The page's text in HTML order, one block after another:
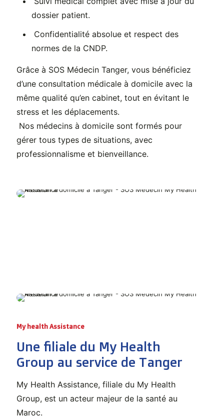
dossier patient.
Confidentialité absolue et respect des
normes de la CNDP.
Grâce à SOS Médecin Tanger, vous bénéficiez
d’une consultation médicale à domicile avec la
même qualité qu’en cabinet, tout en évitant le
stress et les déplacements.
Nos médecins à domicile sont formés pour
gérer tous types de situations, avec
professionnalisme et bienveillance.
My health Assistance
Une filiale du My Health
Group au service de Tanger
My Health Assistance, filiale du My Health
Group, est un acteur majeur de la santé au
Maroc.